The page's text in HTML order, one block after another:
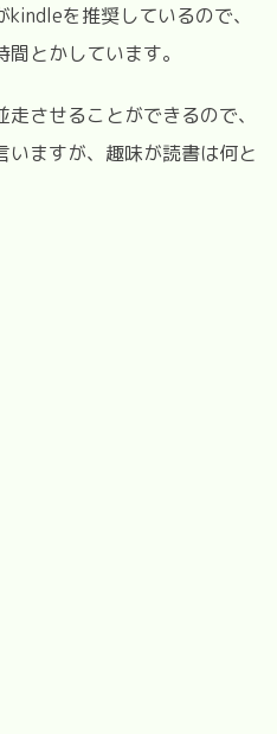
kindleを推奨しているので、
間とかしています。
させることができるので、
ますが、趣味が読書は何と